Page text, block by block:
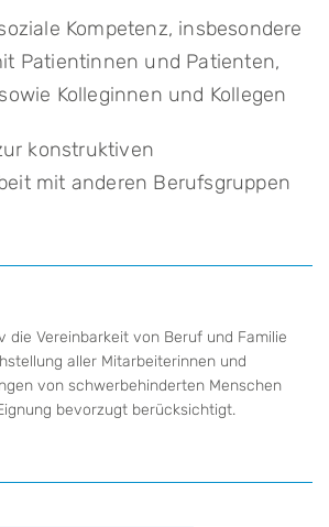
Kompetenz, insbesondere
Patientinnen und Patienten,
Kolleginnen und Kollegen
konstruktiven
mit anderen Berufsgruppen
die Vereinbarkeit von Beruf und Familie
aller Mitarbeiterinnen und
von schwerbehinderten Menschen
bevorzugt berücksichtigt.